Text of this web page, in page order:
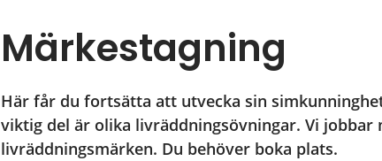
Märkestagning
Här får du fortsätta att utvecka sin
viktig del är olika livräddningsövningar. Vi
livräddningsmärken. Du behöver boka plats.